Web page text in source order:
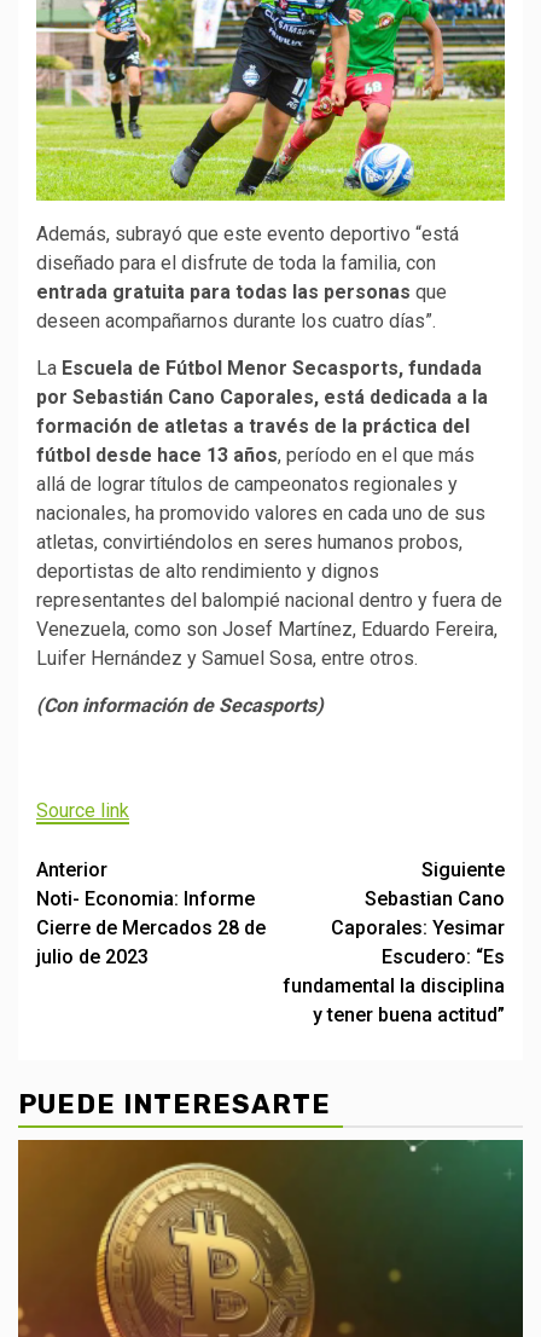
Además, subrayó que este evento deportivo “está
diseñado para el disfrute de toda la familia, con
entrada gratuita para todas las personas que
deseen acompañarnos durante los cuatro días”.
La Escuela de Fútbol Menor Secasports, fundada
por Sebastián Cano Caporales, está dedicada a la
formación de atletas a través de la práctica del
fútbol desde hace 13 años, período en el que más
allá de lograr títulos de campeonatos regionales y
nacionales, ha promovido valores en cada uno de sus
atletas, convirtiéndolos en seres humanos probos,
deportistas de alto rendimiento y dignos
representantes del balompié nacional dentro y fuera de
Venezuela, como son Josef Martínez, Eduardo Fereira,
Luifer Hernández y Samuel Sosa, entre otros.
(Con información de Secasports)
Source link
Post
navigation
Anterior
Noti- Economia: Informe
Cierre de Mercados 28 de
julio de 2023
Siguiente
Sebastian Cano
Caporales: Yesimar
Escudero: “Es
fundamental la disciplina
y tener buena actitud”
PUEDE INTERESARTE